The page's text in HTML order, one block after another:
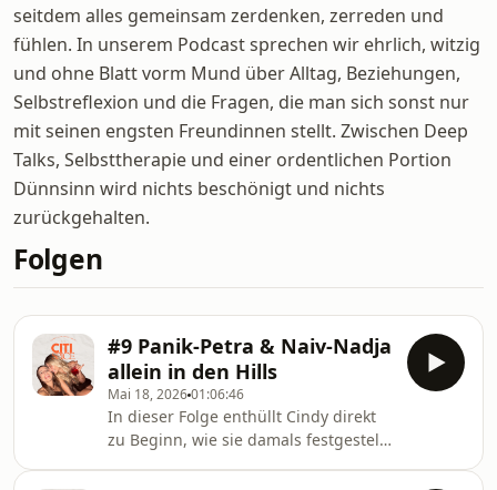
seitdem alles gemeinsam zerdenken, zerreden und
fühlen. In unserem Podcast sprechen wir ehrlich, witzig
und ohne Blatt vorm Mund über Alltag, Beziehungen,
Selbstreflexion und die Fragen, die man sich sonst nur
mit seinen engsten Freundinnen stellt. Zwischen Deep
Talks, Selbsttherapie und einer ordentlichen Portion
Dünnsinn wird nichts beschönigt und nichts
zurückgehalten.
Folgen
#9 Panik-Petra & Naiv-Nadja
allein in den Hills
Mai 18, 202601:06:46
In dieser Folge enthüllt Cindy direkt
zu Beginn, wie sie damals festgestellt